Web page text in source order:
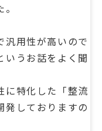
用性が高いので
いうお話をよく聞
特化した「整流
発しておりますの